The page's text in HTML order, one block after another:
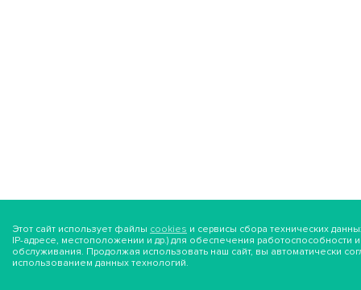
Этот сайт использует файлы cookies и сервисы сбора технических
IP-адресе, местоположении и др.) для обеспечения работоспособности
обслуживания. Продолжая использовать наш сайт, вы автоматически
использованием данных технологий.